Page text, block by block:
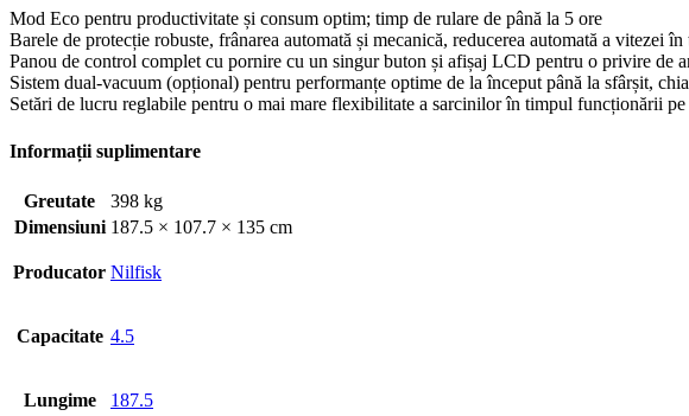
Mod Eco pentru productivitate și consum optim; timp de rulare de până la 5 ore
Barele de protecție robuste, frânarea automată și mecanică, reducerea automată a vitezei
Panou de control complet cu pornire cu un singur buton și afișaj LCD pentru o privire de
Sistem dual-vacuum (opțional) pentru performanțe optime de la început până la sfârșit,
Setări de lucru reglabile pentru o mai mare flexibilitate a sarcinilor în timpul funcționării
Informații suplimentare
Greutate
398 kg
Dimensiuni 187.5 × 107.7 × 135 cm
Producator Nilfisk
Capacitate 4.5
Lungime 187.5